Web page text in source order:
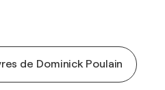
de Dominick Poulain